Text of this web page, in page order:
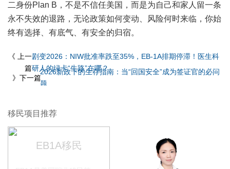
二身份Plan B，不是不信任美国，而是为自己和家人留一条
永不失效的退路，无论政策如何变动、风险何时来临，你始
终有选择、有底气、有安全的归宿。
《 上一
篇
剧变2026：NIW批准率跌至35%，EB-1A排期停滞！医生科
研人的绿卡“生路”在哪？
》下一篇
2026新政下的生存指南：当“回国安全”成为签证官的必问
题
移民项目推荐
EB1A移民